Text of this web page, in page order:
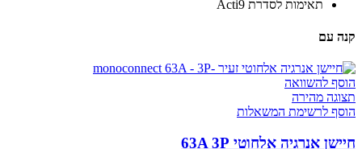
תאימות לסדרת Acti9
קנה עם
הוסף להשוואה
תצוגה מהירה
הוסף לרשימת המשאלות
חיישן אנרגיה אלחוטי 63A 3P